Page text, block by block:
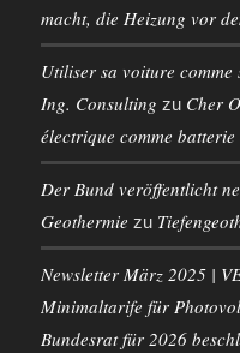
macht, die Heizung vor
Utiliser sa voiture comme
Ing. Consulting zu Cher
électrique comme
Der Bund veröffentlicht
Geothermie zu
Newsletter März 2025 |
Minimaltarife für
Bundesrat für 2026